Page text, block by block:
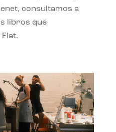
consultamos a
libros que